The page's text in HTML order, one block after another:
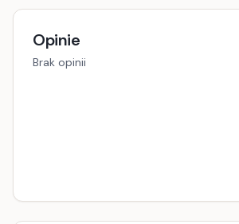
Opinie
Brak opinii